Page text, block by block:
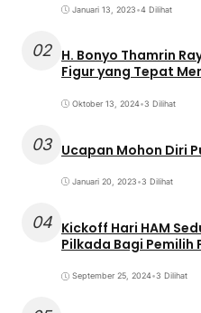
Januari 13, 2023•4 Dilihat
02 H. Bonyo Thamrin Rayes sebut Jarot-
Figur yang Tepat
Oktober 13, 2024•3 Dilihat
03 Ucapan Mohon Diri
Januari 20, 2023•3 Dilihat
04 Kickoff Hari HAM
Pilkada Bagi Pemilih
September 25, 2024•3 Dilihat